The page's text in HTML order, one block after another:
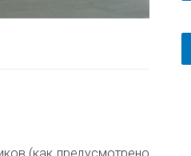
(как предусмотрено